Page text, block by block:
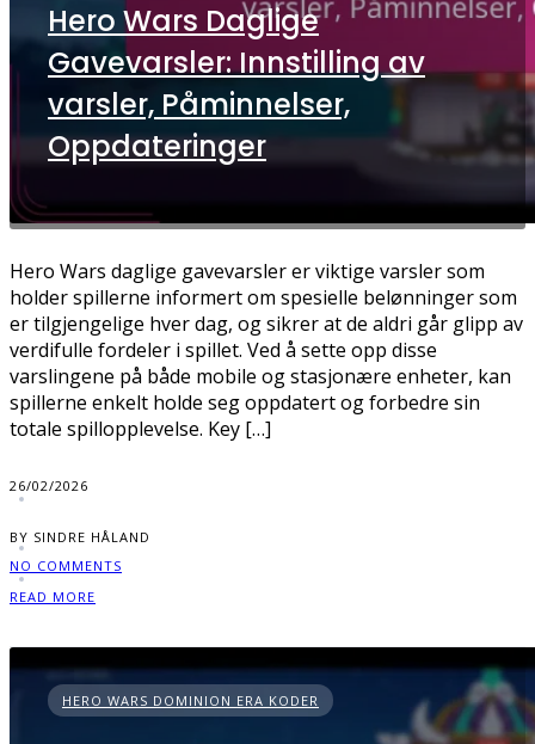
Hero Wars Daglige
Gavevarsler: Innstilling av
varsler, Påminnelser,
Oppdateringer
Hero Wars daglige gavevarsler er viktige varsler som
holder spillerne informert om spesielle belønninger som
er tilgjengelige hver dag, og sikrer at de aldri går glipp av
verdifulle fordeler i spillet. Ved å sette opp disse
varslingene på både mobile og stasjonære enheter, kan
spillerne enkelt holde seg oppdatert og forbedre sin
totale spillopplevelse. Key […]
26/02/2026
BY SINDRE HÅLAND
NO COMMENTS
READ MORE
HERO WARS DOMINION ERA KODER